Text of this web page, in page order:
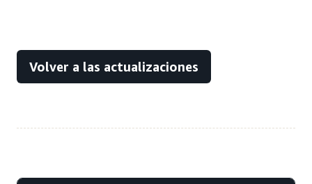
Volver a las actualizaciones